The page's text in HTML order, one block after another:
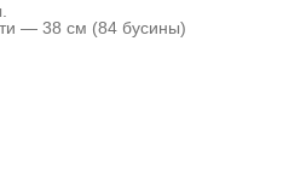
— 38 см (84 бусины)